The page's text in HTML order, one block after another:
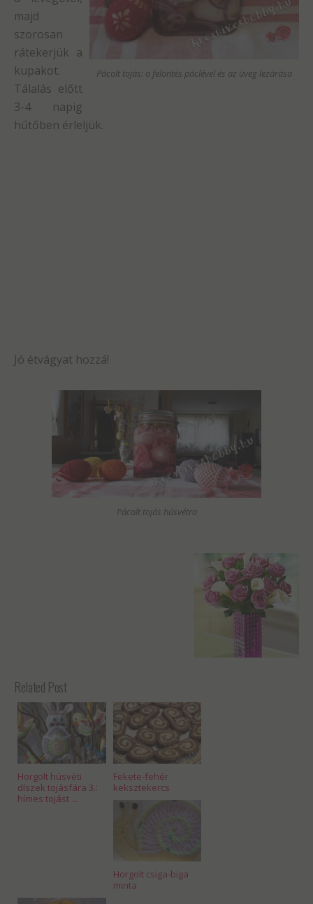
Pácolt tojás: a felöntés páclével és az üveg lezárása
majd
szorosan
rátekerjük a
kupakot.
Tálalás előtt
3-4 napig
hűtőben érleljük.
Jó étvágyat hozzá!
Pácolt tojás húsvétra
Related Post
Horgolt húsvéti
díszek tojásfára 3.:
hímes tojást ...
Fekete-fehér
keksztekercs
Horgolt csiga-biga
minta